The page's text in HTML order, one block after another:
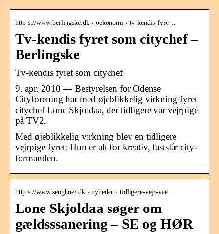
http s://www.berlingske.dk › oekonomi › tv-kendis-fyre…
Tv-kendis fyret som citychef –
Berlingske
Tv-kendis fyret som citychef
9. apr. 2010 — Bestyrelsen for Odense
Cityforening har med øjeblikkelig virkning fyret
citychef Lone Skjoldaa, der tidligere var vejrpige
på TV2.
Med øjeblikkelig virkning blev en tidligere
vejrpige fyret: Hun er alt for kreativ, fastslår city-
formanden.
http s://www.seoghoer.dk › nyheder › tidligere-vejr-vae…
Lone Skjoldaa søger om
gældsssanering – SE og HØR